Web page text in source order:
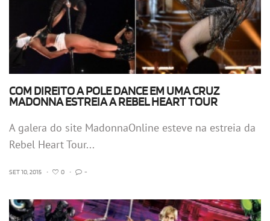
COM DIREITO A POLE DANCE EM UMA CRUZ
MADONNA ESTREIA A REBEL HEART TOUR
A galera do site MadonnaOnline esteve na estreia da
Rebel Heart Tour...
SET 10, 2015 • 0 • -